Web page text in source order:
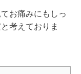
お痛みにもしっ
考えておりま